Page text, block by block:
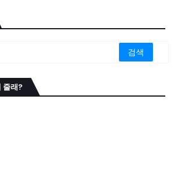
줄래?